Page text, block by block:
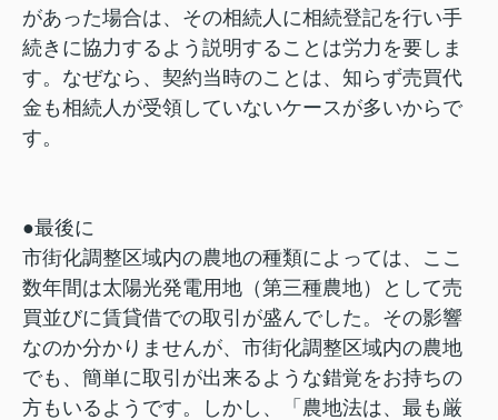
があった場合は、その相続人に相続登記を行い手
続きに協力するよう説明することは労力を要しま
す。なぜなら、契約当時のことは、知らず売買代
金も相続人が受領していないケースが多いからで
す。
●最後に
市街化調整区域内の農地の種類によっては、ここ
数年間は太陽光発電用地（第三種農地）として売
買並びに賃貸借での取引が盛んでした。その影響
なのか分かりませんが、市街化調整区域内の農地
でも、簡単に取引が出来るような錯覚をお持ちの
方もいるようです。しかし、「農地法は、最も厳